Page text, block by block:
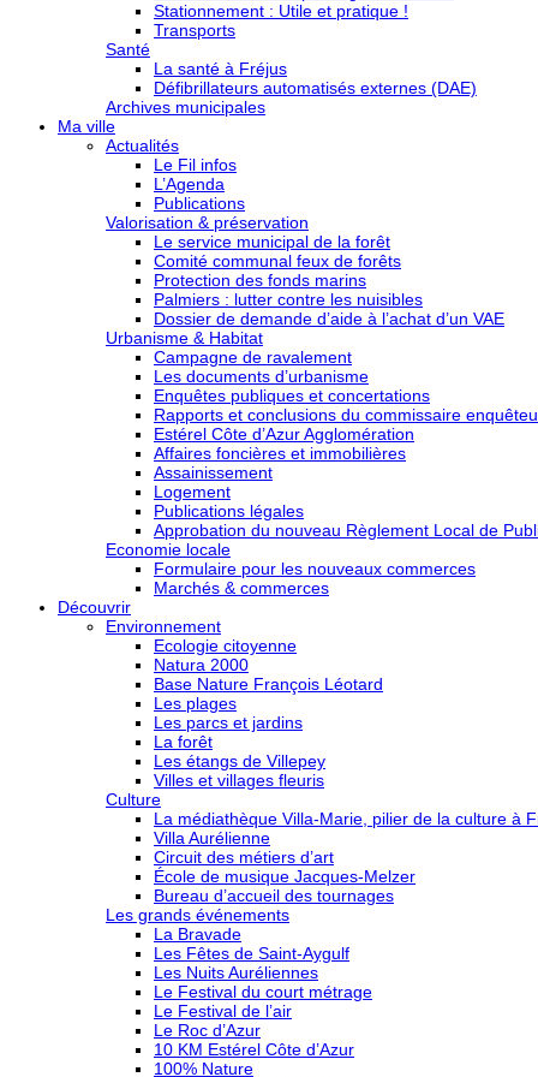
Stationnement : Utile et pratique !
Transports
Santé
La santé à Fréjus
Défibrillateurs automatisés externes (DAE)
Archives municipales
Ma ville
Actualités
Le Fil infos
L’Agenda
Publications
Valorisation & préservation
Le service municipal de la forêt
Comité communal feux de forêts
Protection des fonds marins
Palmiers : lutter contre les nuisibles
Dossier de demande d’aide à l’achat d’un VAE
Urbanisme & Habitat
Campagne de ravalement
Les documents d’urbanisme
Enquêtes publiques et concertations
Rapports et conclusions du commissaire
Estérel Côte d’Azur Agglomération
Affaires foncières et immobilières
Assainissement
Logement
Publications légales
Approbation du nouveau Règlement Local de
Economie locale
Formulaire pour les nouveaux commerces
Marchés & commerces
Découvrir
Environnement
Ecologie citoyenne
Natura 2000
Base Nature François Léotard
Les plages
Les parcs et jardins
La forêt
Les étangs de Villepey
Villes et villages fleuris
Culture
La médiathèque Villa-Marie, pilier de la culture à
Villa Aurélienne
Circuit des métiers d’art
École de musique Jacques-Melzer
Bureau d’accueil des tournages
Les grands événements
La Bravade
Les Fêtes de Saint-Aygulf
Les Nuits Auréliennes
Le Festival du court métrage
Le Festival de l’air
Le Roc d’Azur
10 KM Estérel Côte d’Azur
100% Nature